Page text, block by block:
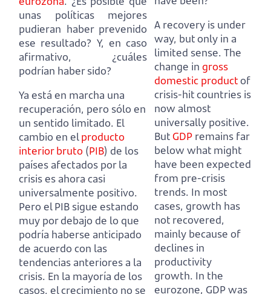
unas políticas mejores
pudieran haber prevenido
ese resultado? Y, en caso
afirmativo, ¿cuáles
podrían haber sido?
Ya está en marcha una
recuperación, pero sólo en
un sentido limitado. El
cambio en elproducto
interior bruto (PIB) de los
países afectados por la
crisis es ahora casi
universalmente positivo.
Pero el PIB sigue estando
muy por debajo de lo que
podría haberse anticipado
de acuerdo con las
tendencias anteriores a la
crisis. En la mayoría de los
casos, el crecimiento no se
A recovery is under
way, but only in a
limited sense. The
change in gross
domestic productof
crisis-hit countries is
now almost
universally positive.
But GDP remains far
below what might
have been expected
from pre-crisis
trends. In most
cases, growth has
not recovered,
mainly because of
declines in
productivity
growth. In the
eurozone, GDP was